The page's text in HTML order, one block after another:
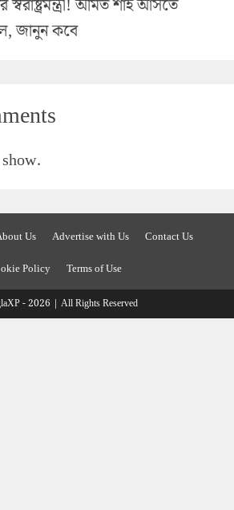
স্বরাষ্ট্রমন্ত্রী! অমিত শাহ আসতে
জানুন কবে
Us Advertise with Us
Contact Us
Policy
Terms of Use
- 2026 | All Rights Reserved